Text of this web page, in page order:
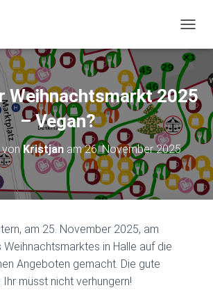
Weihnachtsmarkt 2025
– Vegan?
vonKristjan am26. November 2025
am 25. November 2025, am
in Halle auf die
Angeboten gemacht. Die gute
müsst nicht verhungern!